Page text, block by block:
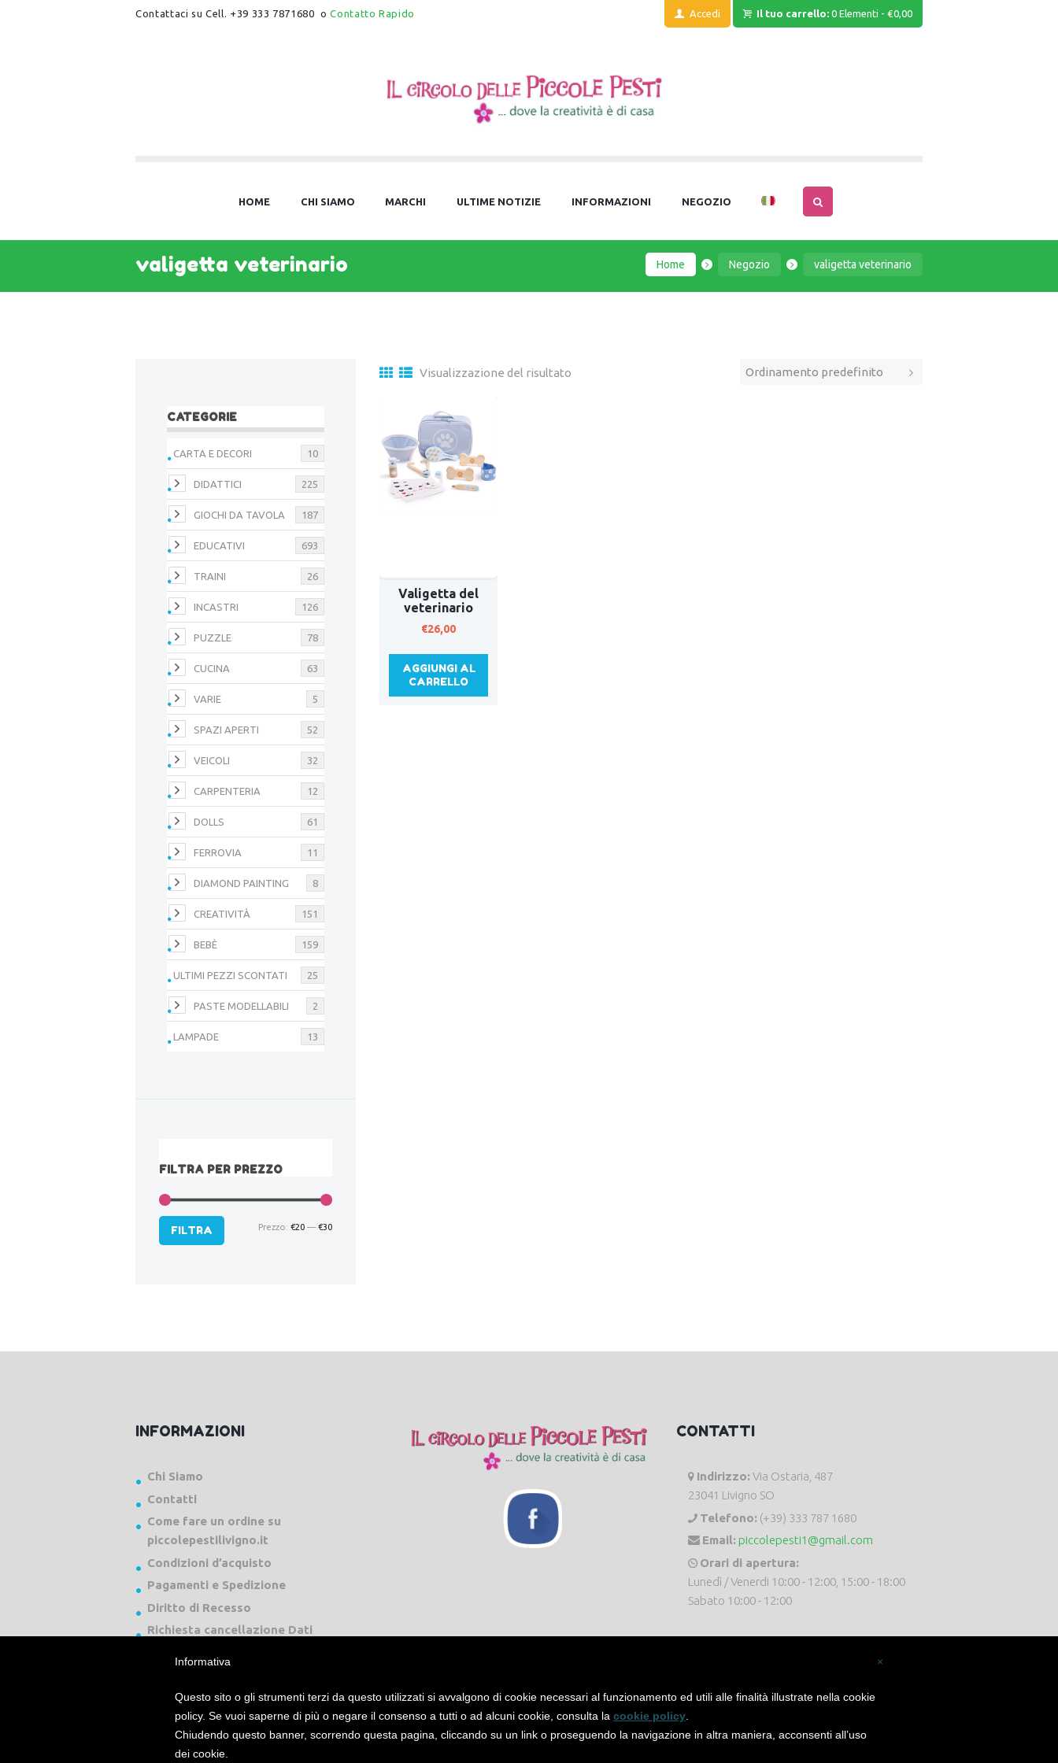
Contattaci su Cell. +39 333 7871680 oContatto Rapido Accedi Il tuo carrello: 0 Elementi -€0,00
HOME CHI SIAMO MARCHI ULTIME NOTIZIE INFORMAZIONI NEGOZIO
valigetta veterinario Home Negozio valigetta veterinario
Visualizzazione del risultato
Valigetta del
veterinario
€26,00
AGGIUNGI AL
CARRELLO
CATEGORIE
CARTA E DECORI 10
DIDATTICI 225
GIOCHI DA TAVOLA 187
EDUCATIVI 693
TRAINI 26
INCASTRI 126
PUZZLE 78
CUCINA 63
VARIE 5
SPAZI APERTI 52
VEICOLI 32
CARPENTERIA 12
DOLLS 61
FERROVIA 11
DIAMOND PAINTING 8
CREATIVITÀ 151
BEBÈ 159
ULTIMI PEZZI SCONTATI 25
PASTE MODELLABILI 2
LAMPADE 13
FILTRA PER PREZZO
Prezzo
Prezzo
FILTRA Prezzo: €20 —€30
INFORMAZIONI
Chi Siamo
Contatti
Come fare un ordine su
piccolepestilivigno.it
Condizioni d’acquisto
Pagamenti e Spedizione
Diritto di Recesso
Richiesta cancellazione Dati
CONTATTI
Indirizzo: Via Ostaria, 487
23041 Livigno SO
Telefono: (+39) 333 787 1680
Email: piccolepesti1@gmail.com
Orari di apertura:
Lunedì / Venerdi 10:00 - 12:00, 15:00 - 18:00
Sabato 10:00 - 12:00
Piccole Pesti Livigno © 2024 Tutti i diritti riservati. -Privacy Policy-Cookie Policy
×
Informativa
Questo sito o gli strumenti terzi da questo utilizzati si avvalgono di cookie necessari al funzionamento ed utili alle finalità illustrate nella cookie
policy. Se vuoi saperne di più o negare il consenso a tutti o ad alcuni cookie, consulta la cookie policy
Chiudendo questo banner, scorrendo questa pagina, cliccando su un link o proseguendo la navigazione in altra maniera, acconsenti all’uso
dei cookie.